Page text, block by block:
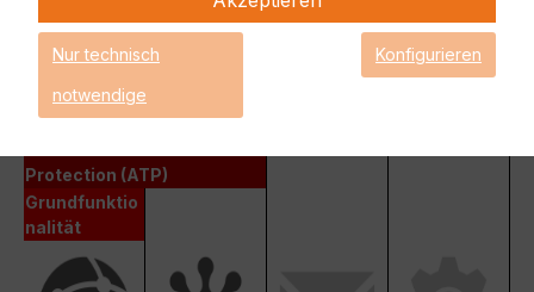
Fortinet Advanced Threat Protection (ATP)
Enterprise Protection
Unified Threat Protection (UTP)
Protection (ATP)
Grundfunktio
nalität
Nur technisch
notwendige
Konfigurieren